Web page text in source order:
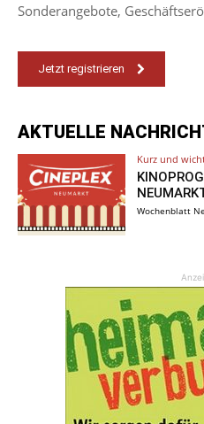
Sonderangebote,
Jetzt registrieren
AKTUELLE
Kurz und
Wochenblatt